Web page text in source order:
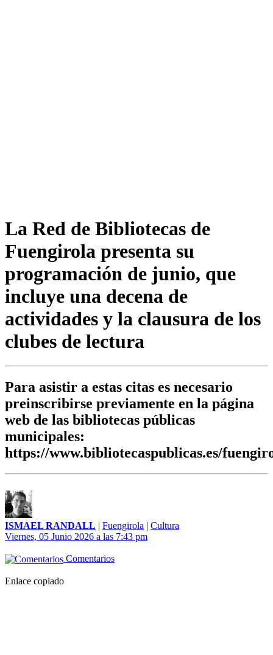
La Red de Bibliotecas de
Fuengirola presenta su
programación de junio, que
incluye una decena de
actividades y la clausura de los
clubes de lectura
Para asistir a estas citas es necesario
preinscribirse previamente en la página
web de las bibliotecas públicas
municipales:
https://www.bibliotecaspublicas.es/
ISMAEL RANDALL | Fuengirola | Cultura
Viernes, 05 Junio 2026 a las 7:43 pm
Comentarios
Enlace copiado